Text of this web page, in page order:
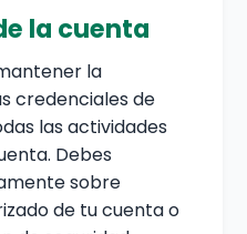
la cuenta
la
credenciales de
las actividades
Debes
sobre
de tu cuenta o